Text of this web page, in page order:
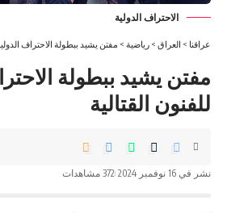
الاحتراف الدولية
عراقنا > العراق > رياضية > مفتن يشيد ببطولة الاحتراف
مفتن يشيد ببطولة
للفنون القتالية
نشر في 16 نوفمبر 2024 372 مشاهدات